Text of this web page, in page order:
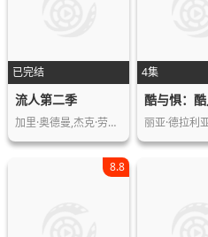
已完结
流人第二季
加里·奥德曼,杰克·劳登,克里斯汀·斯…
4集
8.8